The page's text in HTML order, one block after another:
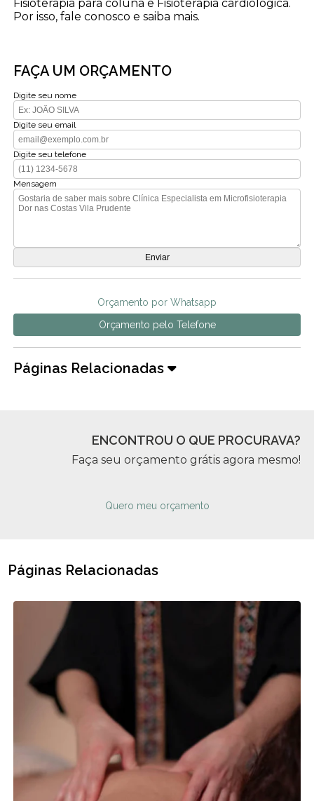
Fisioterapia para coluna e Fisioterapia cardiológica.
Por isso, fale conosco e saiba mais.
FAÇA UM ORÇAMENTO
Digite seu nome
Digite seu email
Digite seu telefone
Mensagem
Orçamento por Whatsapp
Orçamento pelo Telefone
Páginas Relacionadas
ENCONTROU O QUE PROCURAVA?
Faça seu orçamento grátis agora mesmo!
Quero meu orçamento
Páginas Relacionadas